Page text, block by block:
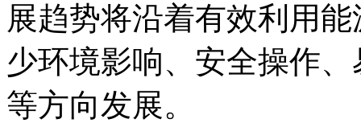
展趋势将沿着有效利用
少环境影响、安全操作
等方向发展。